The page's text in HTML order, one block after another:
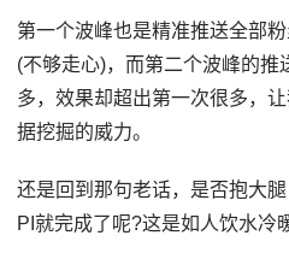
第一个波峰也是精准推送全部
(不够走心)，而第二个波峰的推
多，效果却超出第一次很多，
据挖掘的威力。
还是回到那句老话，是否抱大
PI就完成了呢?这是如人饮水冷